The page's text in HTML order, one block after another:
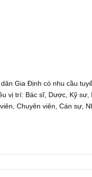
Gia Định có nhu cầu
vị trí: Bác sĩ, Dược, Kỹ sư,
Chuyên viên, Cán sự,